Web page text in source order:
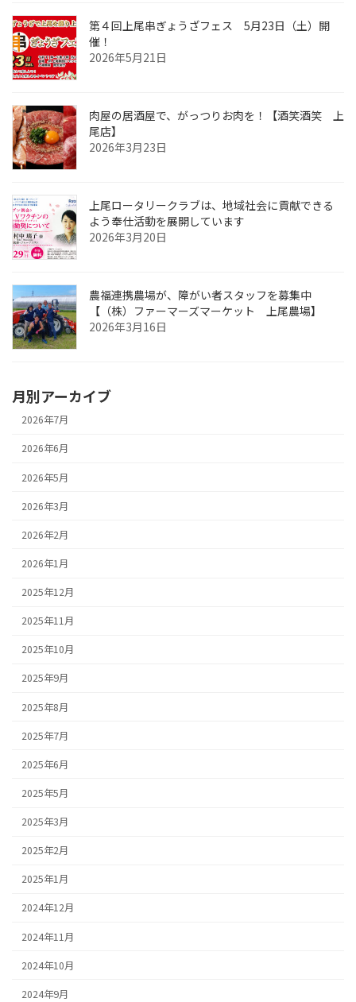
第４回上尾串ぎょうざフェス 5月23日（土）開
催！
2026年5月21日
肉屋の居酒屋で、がっつりお肉を！【酒笑酒笑 上
尾店】
2026年3月23日
上尾ロータリークラブは、地域社会に貢献できる
よう奉仕活動を展開しています
2026年3月20日
農福連携農場が、障がい者スタッフを募集中
【（株）ファーマーズマーケット 上尾農場】
2026年3月16日
月別アーカイブ
2026年7月
2026年6月
2026年5月
2026年3月
2026年2月
2026年1月
2025年12月
2025年11月
2025年10月
2025年9月
2025年8月
2025年7月
2025年6月
2025年5月
2025年3月
2025年2月
2025年1月
2024年12月
2024年11月
2024年10月
2024年9月